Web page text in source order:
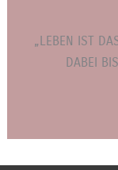
„LEBEN IST
DABEI